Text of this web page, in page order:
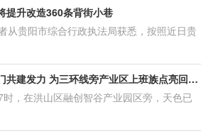
提升改造360条背街小巷
从贵阳市综合行政执法局获悉，按照近日贵
洪山区多部门共建发力 为三环线旁产业区上班族点亮回家路
，在洪山区融创智谷产业园区旁，天色已